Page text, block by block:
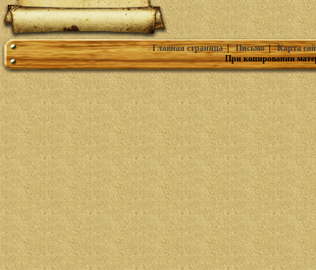
Главная страница|Письмо|Карта
При копировании